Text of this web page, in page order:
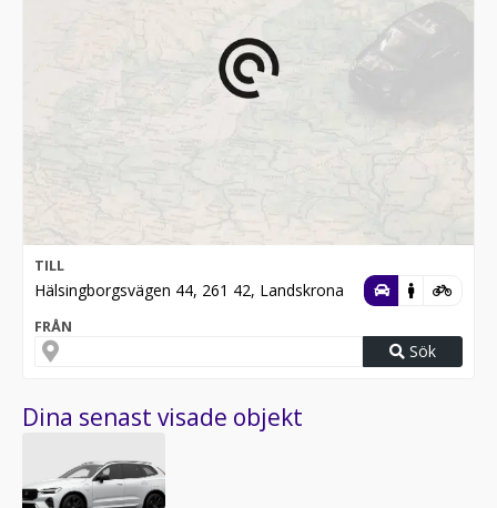
TILL
Hälsingborgsvägen 44, 261 42, Landskrona
FRÅN
Sök
Dina senast visade objekt